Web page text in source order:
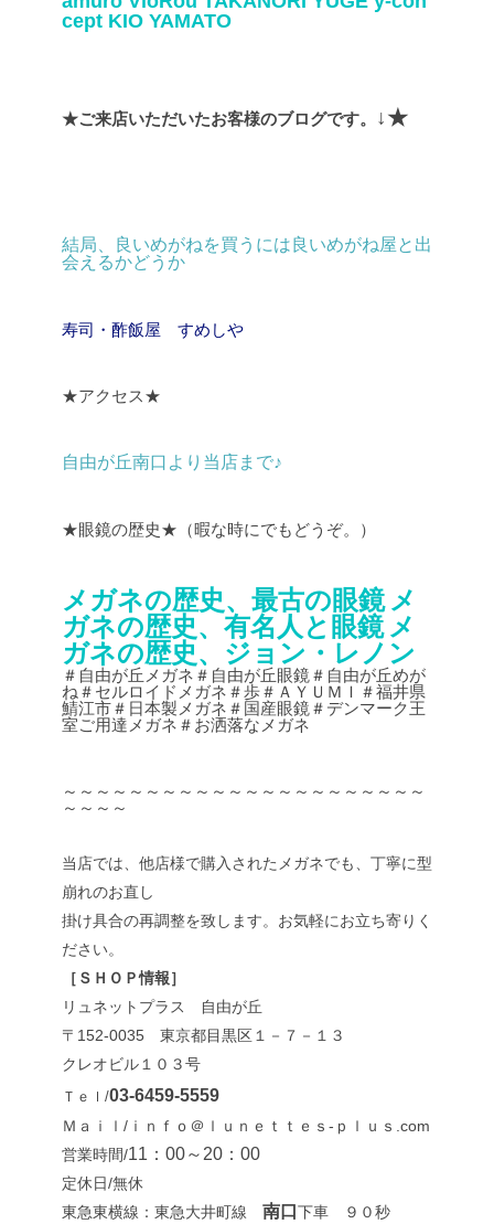
cept KIO YAMATO
★ご来店いただいたお客様のブログです。 ↓★
結局、良いめがねを買うには良いめがね屋と出
会えるかどうか
寿司・酢飯屋 すめしや
★アクセス★
自由が丘南口より当店まで♪
★眼鏡の歴史★（暇な時にでもどうぞ。）
メガネの歴史、最古の眼鏡 メ
ガネの歴史、有名人と眼鏡 メ
ガネの歴史、ジョン・レノン
＃自由が丘メガネ＃自由が丘眼鏡＃自由が丘めが
ね＃セルロイドメガネ＃歩＃ＡＹＵＭＩ＃福井県
鯖江市＃日本製メガネ＃国産眼鏡＃デンマーク王
室ご用達メガネ＃お洒落なメガネ
～～～～～～～～～～～～～～～～～～～～～～
～～～～
当店では、他店様で購入されたメガネでも、丁寧に型
崩れのお直し
掛け具合の再調整を致します。お気軽にお立ち寄りく
ださい。
［ＳＨＯＰ情報］
リュネットプラス 自由が丘
〒152-0035 東京都目黒区１－７－１３
クレオビル１０３号
Ｔｅｌ/03-6459-5559
Ｍａｉｌ/ｉｎｆｏ＠ｌｕｎｅｔｔｅｓ-ｐｌｕｓ.com
営業時間/11：00～20：00
定休日/無休
東急東横線：東急大井町線 南口 下車 ９０秒